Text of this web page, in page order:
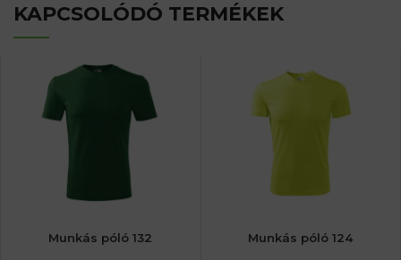
KAPCSOLÓDÓ TERMÉKEK
Munkás póló 132 Munkás póló 124